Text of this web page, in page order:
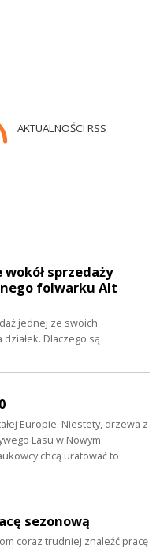
AKTUALNOŚCI RSS
sprzedaży
folwarku Alt
jednej ze swoich
Dlaczego są
Europie. Niestety, drzewa z
Lasu w Nowym
chcą uratować to
sezonową
coraz trudniej znaleźć pracę